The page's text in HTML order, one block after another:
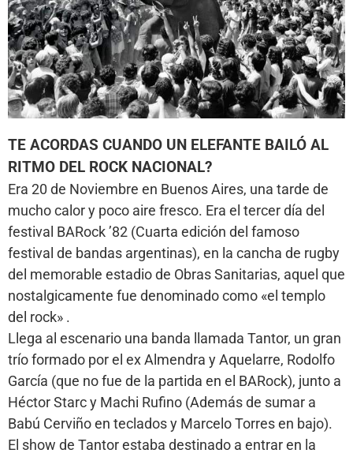
TE ACORDAS CUANDO UN ELEFANTE BAILÓ AL
RITMO DEL ROCK NACIONAL?
Era 20 de Noviembre en Buenos Aires, una tarde de
mucho calor y poco aire fresco. Era el tercer día del
festival BARock ’82 (Cuarta edición del famoso
festival de bandas argentinas), en la cancha de rugby
del memorable estadio de Obras Sanitarias, aquel que
nostalgicamente fue denominado como «el templo
del rock» .
Llega al escenario una banda llamada Tantor, un gran
trío formado por el ex Almendra y Aquelarre, Rodolfo
García (que no fue de la partida en el BARock), junto a
Héctor Starc y Machi Rufino (Además de sumar a
Babú Cerviño en teclados y Marcelo Torres en bajo).
El show de Tantor estaba destinado a entrar en la